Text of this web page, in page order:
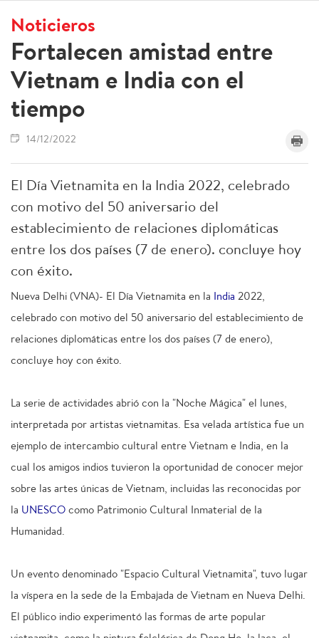
Noticieros
Fortalecen amistad entre
Vietnam e India con el
tiempo
14/12/2022
El Día Vietnamita en la India 2022, celebrado
con motivo del 50 aniversario del
establecimiento de relaciones diplomáticas
entre los dos países (7 de enero). concluye hoy
con éxito.
Nueva Delhi (VNA)- El Día Vietnamita en la India 2022,
celebrado con motivo del 50 aniversario del establecimiento de
relaciones diplomáticas entre los dos países (7 de enero),
concluye hoy con éxito.
La serie de actividades abrió con la "Noche Mágica" el lunes,
interpretada por artistas vietnamitas. Esa velada artística fue un
ejemplo de intercambio cultural entre Vietnam e India, en la
cual los amigos indios tuvieron la oportunidad de conocer mejor
sobre las artes únicas de Vietnam, incluidas las reconocidas por
la UNESCOcomo Patrimonio Cultural Inmaterial de la
Humanidad.
Un evento denominado "Espacio Cultural Vietnamita", tuvo lugar
la víspera en la sede de la Embajada de Vietnam en Nueva Delhi.
El público indio experimentó las formas de arte popular